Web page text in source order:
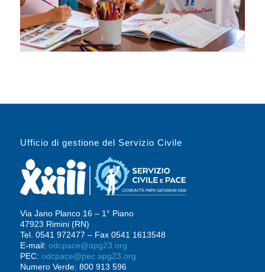
Ufficio di gestione del Servizio Civile
Via Jano Planco 16 – 1° Piano
47923 Rimini (RN)
Tel. 0541 972477 – Fax 0541 1613548
E-mail: odcpace@apg23.org
PEC: odcpace@pec.apg23.org
Numero Verde: 800 913 596